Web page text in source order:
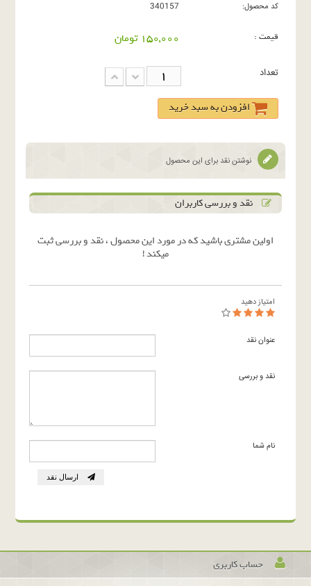
کد محصول:
340157
قیمت : 150,000 تومان
تعداد
افزودن به سبد خرید
نوشتن نقد برای این محصول
نقد و بررسی کاربران
اولین مشتری باشید که در مورد این محصول ، نقد و بررسی ثبت
میکند !
امتیاز دهید
عنوان نقد
نقد و بررسی
نام شما
ارسال نقد
حساب کاربری